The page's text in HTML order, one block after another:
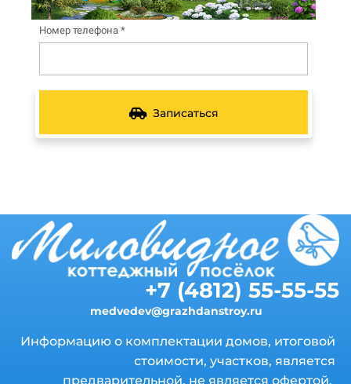
Номер телефона *
Записаться
+7 (4812) 55-55-55
medvedev@grazhdanstroy.ru
Информацию о комплектации домов, итоговой
стоимости, участков, является
предварительной, не является офертой.